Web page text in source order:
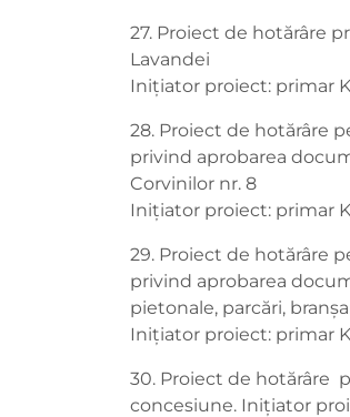
27. Proiect de hotărâre
Lavandei
Inițiator proiect: primar
28. Proiect de hotărâre
privind aprobarea
Corvinilor nr. 8
Inițiator proiect: primar
29. Proiect de hotărâre
privind aprobarea
pietonale, parcări,
Inițiator proiect: primar
30. Proiect de hotărâre
concesiune. Inițiator